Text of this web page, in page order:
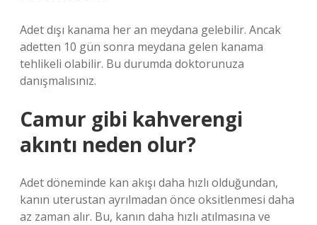
Adet dışı kanama her an meydana gelebilir. Ancak
adetten 10 gün sonra meydana gelen kanama
tehlikeli olabilir. Bu durumda doktorunuza
danışmalısınız.
Camur gibi kahverengi
akıntı neden olur?
Adet döneminde kan akışı daha hızlı olduğundan,
kanın uterustan ayrılmadan önce oksitlenmesi daha
az zaman alır. Bu, kanın daha hızlı atılmasına ve